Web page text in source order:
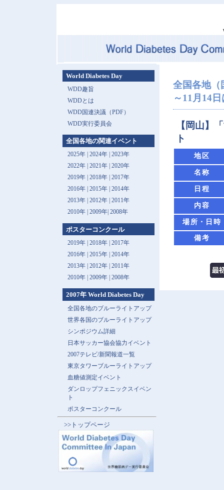
全国各地（
～11月14
【岡山】
ト
地区
名称
日程
内容
場所・日時
備考
World Diabetes Day
WDD趣旨
WDDとは
WDD国連決議（PDF）
WDD実行委員会
全国各地の関連イベント
2025年| 2024年| 2023年
2022年| 2021年| 2020年
2019年| 2018年| 2017年
2016年| 2015年| 2014年
2013年 | 2012年| 2011年
2010年| 2009年| 2008年
ポスターコンクール
2019年 | 2018年 | 2017年
2016年 | 2015年 | 2014年
2013年 | 2012年 | 2011年
2010年 | 2009年 | 2008年
2007年 World Diabetes Day
全国各地のブルーライトアップ
世界各国のブルーライトアップ
シンポジウム詳細
日本サッカー協会協力イベント
2007テレビ/新聞報道一覧
東京タワーブルーライトアップ
血糖値測定イベント
ダンロップフェニックスイベン
ト
ポスターコンクール
>>トップページ